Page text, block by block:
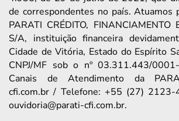
de correspondentes no país. Atuamos
PARATI CRÉDITO, FINANCIAMENTO
S/A, instituição financeira
Cidade de Vitória, Estado do Espírito
CNPJ/MF sob o nº 03.311.443/
Canais de Atendimento da
cfi.com.br / Telefone: +55 (27) 2123-
ouvidoria@parati-cfi.com.br.